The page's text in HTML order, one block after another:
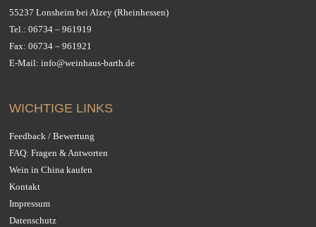
55237 Lonsheim bei Alzey (Rheinhessen)
Tel.:06734 – 961919
Fax: 06734 – 961921
E-Mail:info@weinhaus-barth.de
WICHTIGE LINKS
Feedback / Bewertung
FAQ: Fragen & Antworten
Wein in China kaufen
Kontakt
Impressum
Datenschutz